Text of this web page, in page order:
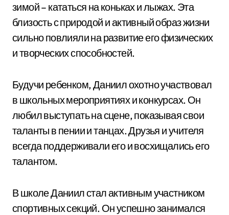
зимой – кататься на коньках и лыжах. Эта
близость с природой и активный образ жизни
сильно повлияли на развитие его физических
и творческих способностей.
Будучи ребенком, Даниил охотно участвовал
в школьных мероприятиях и конкурсах. Он
любил выступать на сцене, показывая свои
таланты в пении и танцах. Друзья и учителя
всегда поддерживали его и восхищались его
талантом.
В школе Даниил стал активным участником
спортивных секций. Он успешно занимался